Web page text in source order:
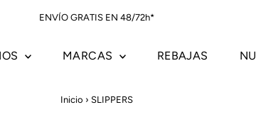
ENVÍO GRATIS EN 48/72h*
MARCAS REBAJAS
Inicio › SLIPPERS